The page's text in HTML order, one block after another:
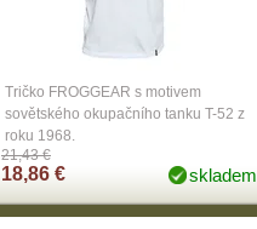
Tričko FROGGEAR s motivem
sovětského okupačního tanku T-52 z
roku 1968.
21,43 €
18,86 € skladem